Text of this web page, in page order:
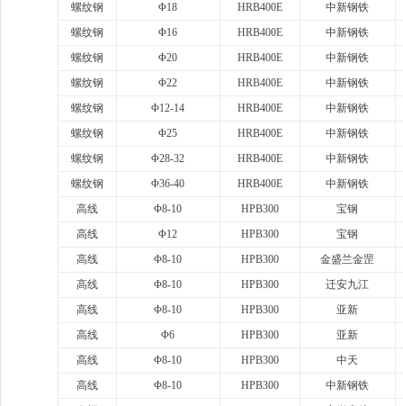
螺纹钢
Φ18 HRB400E
中新钢铁
螺纹钢
Φ16 HRB400E
中新钢铁
螺纹钢
Φ20 HRB400E
中新钢铁
螺纹钢
Φ22 HRB400E
中新钢铁
螺纹钢
Φ12-14 HRB400E
中新钢铁
螺纹钢
Φ25 HRB400E
中新钢铁
螺纹钢
Φ28-32 HRB400E
中新钢铁
螺纹钢
Φ36-40 HRB400E
中新钢铁
高线
Φ8-10 HPB300
宝钢
高线
Φ12 HPB300
宝钢
高线
Φ8-10 HPB300
金盛兰金罡
高线
Φ8-10 HPB300
迁安九江
高线
Φ8-10 HPB300
亚新
高线
Φ6 HPB300
亚新
高线
Φ8-10 HPB300
中天
高线
Φ8-10 HPB300
中新钢铁